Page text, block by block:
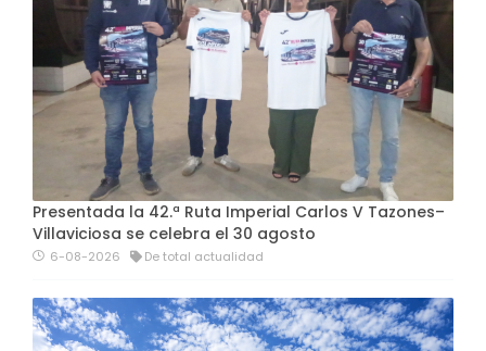
Presentada la 42.ª Ruta Imperial Carlos V Tazones–
Villaviciosa se celebra el 30 agosto
6-08-2026 De total actualidad